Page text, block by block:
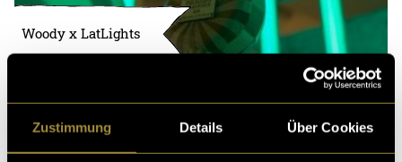
Zustimmung Details Über Cookies
Woody x LatLights